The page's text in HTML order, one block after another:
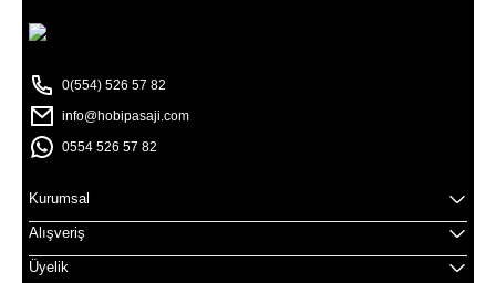
0(554) 526 57 82
info@hobipasaji.com
0554 526 57 82
Kurumsal
Alışveriş
Üyelik